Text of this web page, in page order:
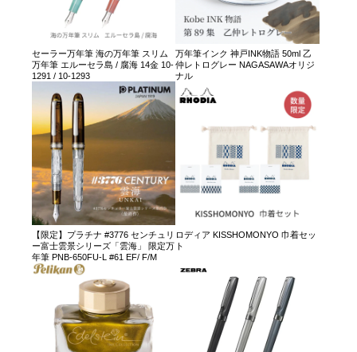
セーラー万年筆 海の万年筆 スリム
万年筆 エルーセラ島 / 腐海 14金 10-
1291 / 10-1293
万年筆インク 神戸INK物語 50ml 乙
仲レトログレー NAGASAWAオリジ
ナル
【限定】プラチナ #3776 センチュリ
ー富士雲景シリーズ「雲海」 限定万
年筆 PNB-650FU-L #61 EF/ F/M
ロディア KISSHOMONYO 巾着セッ
ト